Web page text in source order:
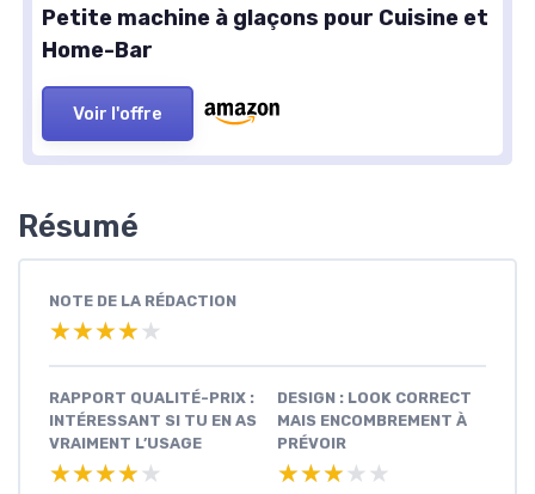
Petite machine à glaçons pour Cuisine et
Home-Bar
Voir l'offre
Résumé
NOTE DE LA RÉDACTION
★★★★★
★★★★★
RAPPORT QUALITÉ-PRIX :
INTÉRESSANT SI TU EN AS
VRAIMENT L’USAGE
★★★★★
★★★★★
DESIGN : LOOK CORRECT
MAIS ENCOMBREMENT À
PRÉVOIR
★★★★★
★★★★★